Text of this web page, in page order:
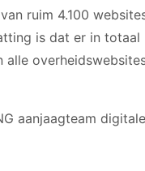
ruim 4.100
is dat er in totaal
aanjaagteam